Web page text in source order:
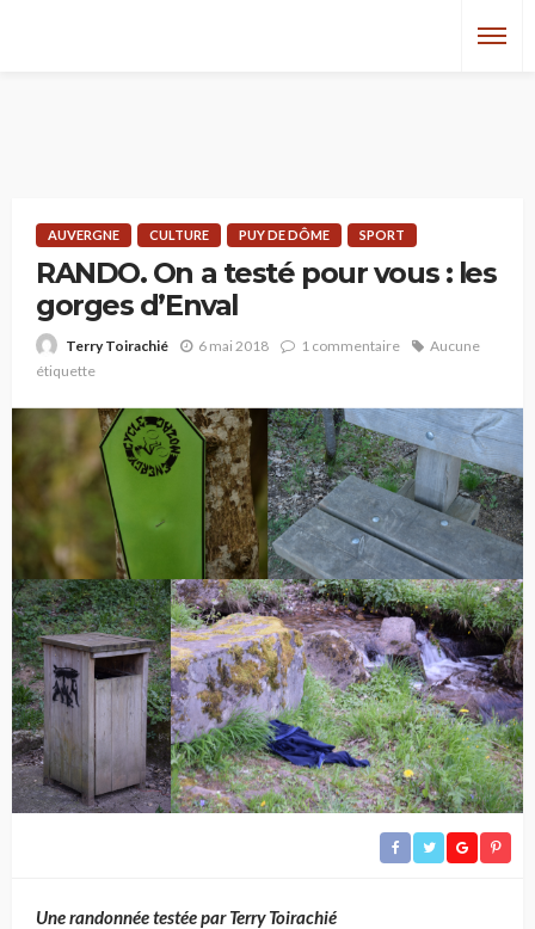
AUVERGNE CULTURE PUY DE DÔME SPORT
RANDO. On a testé pour vous : les
gorges d’Enval
Terry Toirachié 6 mai 2018 1 commentaire
Aucune
étiquette
Une randonnée testée par Terry Toirachié